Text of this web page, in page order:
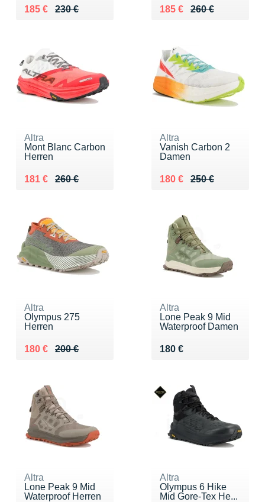
230 €
Au lieu de 230 €
185 €
Vendu 185 € 260 €
Au lieu de 260 €
185 €
Vendu 185 €
Altra
Mont Blanc Carbon
Herren
260 €
Au lieu de 260 €
181 €
Vendu 181 €
Altra
Vanish Carbon 2
Damen
250 €
Au lieu de 250 €
180 €
Vendu 180 €
Altra
Olympus 275
Herren
200 €
Au lieu de 200 €
180 €
Vendu 180 €
Altra
Lone Peak 9 Mid
Waterproof Damen
180 €
Vendu 180 €
Altra
Lone Peak 9 Mid
Waterproof Herren
Altra
Olympus 6 Hike
Mid Gore-Tex He...